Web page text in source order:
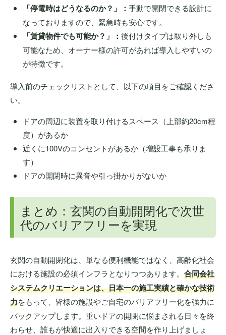
「停電時はどうなるのか？」： 手動で開閉できる設計に
なっておりますので、緊急時も安心です。
「賃貸物件でも可能か？」： 後付けタイプは取り外しも
可能なため、オーナー様の許可があれば導入しやすいの
が特徴です。
導入前のチェックリストとして、以下の項目をご確認くださ
い。
ドアの周辺に装置を取り付けるスペース（上部約20cm程
度）があるか
近くに100Vのコンセントがあるか（増設工事も承りま
す）
ドアの開閉時に異音や引っ掛かりがないか
まとめ：玄関の自動開閉化で次世
代のバリアフリーを実現
玄関の自動開閉化は、単なる便利機能ではなく、高齢化社会
における施設の必須インフラとなりつつあります。 合同会社
システムクリエーションは、日本一の施工実績と確かな技術
力をもって、皆様の施設やご自宅のバリアフリー化を強力に
バックアップします。重いドアの開閉に悩まされる日々を終
わらせ、誰もが快適に出入りできる空間を作り上げましょ